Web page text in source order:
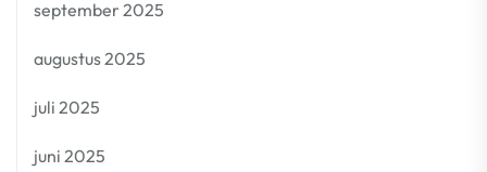
september 2025
augustus 2025
juli 2025
juni 2025